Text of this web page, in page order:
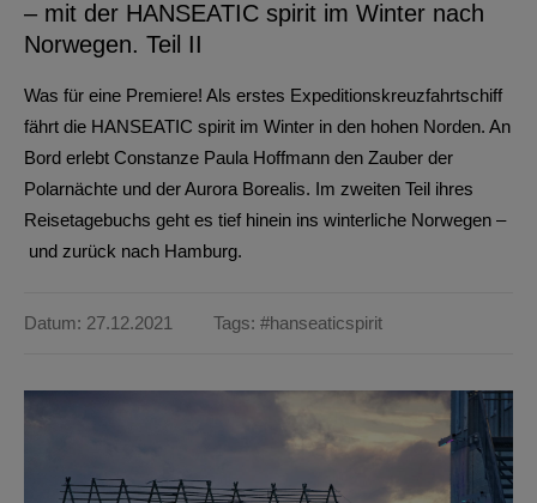
– mit der HANSEATIC spirit im Winter nach
Norwegen. Teil II
Was für eine Premiere! Als erstes Expeditionskreuzfahrtschiff
fährt die HANSEATIC spirit im Winter in den hohen Norden. An
Bord erlebt Constanze Paula Hoffmann den Zauber der
Polarnächte und der Aurora Borealis. Im zweiten Teil ihres
Reisetagebuchs geht es tief hinein ins winterliche Norwegen –
und zurück nach Hamburg.
Datum: 27.12.2021 Tags: #hanseaticspirit